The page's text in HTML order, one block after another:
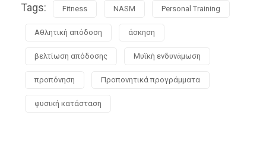
Tags: Fitness NASM Personal Training
Αθλητική απόδοση άσκηση
βελτίωση απόδοσης Μυϊκή ενδυνἀμωση
προπόνηση Προπονητικά προγράμματα
φυσική κατάσταση